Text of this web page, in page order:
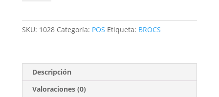
SKU: 1028 Categoría: POS Etiqueta: BROCS
Descripción
Valoraciones (0)